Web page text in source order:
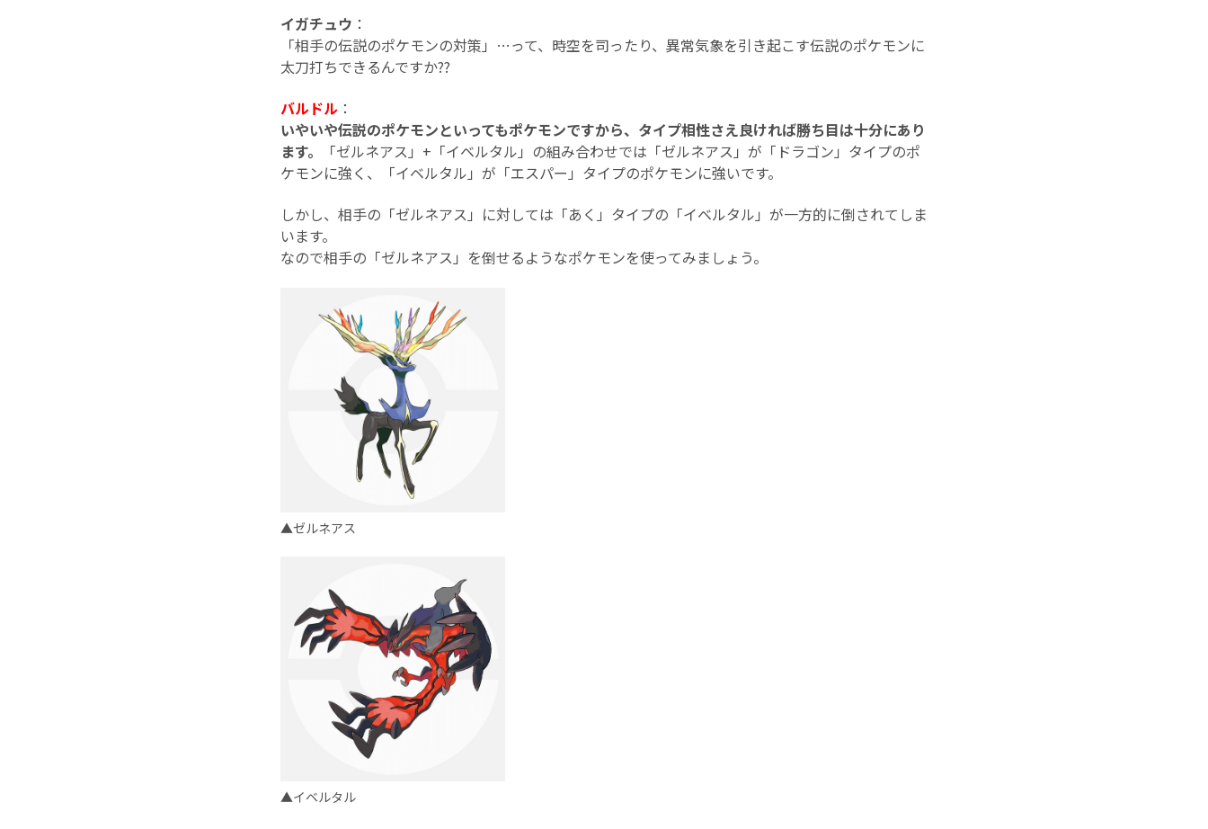
イガチュウ ：
「相手の伝説のポケモンの対策」…って、時空を司ったり、異常気象を引き起こす伝説のポケモンに
太刀打ちできるんですか??
バルドル ：
いやいや伝説のポケモンといってもポケモンですから、タイプ相性さえ良ければ勝ち目は十分にあり
ます。
「ゼルネアス」+「イベルタル」の組み合わせでは「ゼルネアス」が「ドラゴン」タイプのポ
ケモンに強く、「イベルタル」が「エスパー」タイプのポケモンに強いです。
しかし、相手の「ゼルネアス」に対しては「あく」タイプの「イベルタル」が一方的に倒されてしま
います。
なので相手の「ゼルネアス」を倒せるようなポケモンを使ってみましょう。
▲ゼルネアス
▲イベルタル